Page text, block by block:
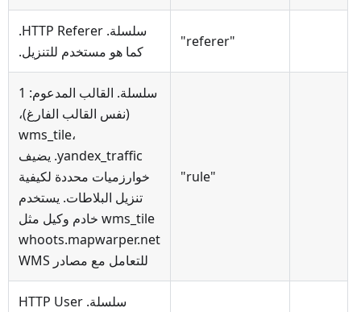
"referer"
سلسلة. HTTP Referer.
كما هو مستخدم للتنزيل.
"rule"
سلسلة. القالب المدعوم: 1
(نفس القالب الفارغ)،
wms_tile،
yandex_traffic. يضيف
خوارزميات محددة لكيفية
تنزيل البلاطات. يستخدم
wms_tile خادم وكيل مثل
whoots.mapwarper.net
للتعامل مع مصادر WMS
سلسلة. HTTP User